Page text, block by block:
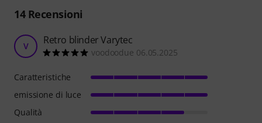
14Recensioni
V Retro blinder Varytec
voodoodue 06.05.2025
Caratteristiche
emissione di luce
Qualità